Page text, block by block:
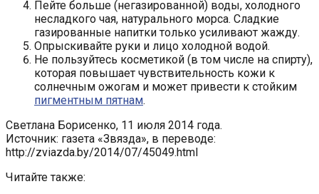
Пейте больше (негазированной) воды, холодного
несладкого чая, натурального морса. Сладкие
газированные напитки только усиливают жажду.
Опрыскивайте руки и лицо холодной водой.
Не пользуйтесь косметикой (в том числе на спирту),
которая повышает чувствительность кожи к
солнечным ожогам и может привести к стойким
пигментным пятнам.
Светлана Борисенко, 11 июля 2014 года.
Источник: газета «Звязда», в переводе:
http://zviazda.by/2014/07/45049.html
Читайте также: